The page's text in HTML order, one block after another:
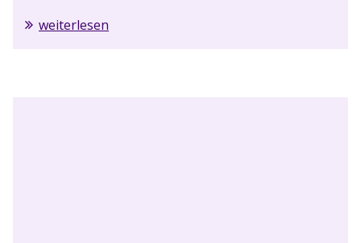
weiterlesen